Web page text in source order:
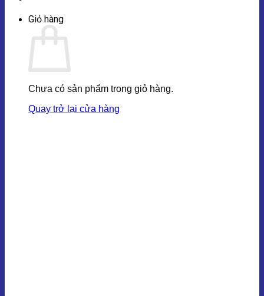
Giỏ hàng
Chưa có sản phẩm trong giỏ hàng.
Quay trở lại cửa hàng